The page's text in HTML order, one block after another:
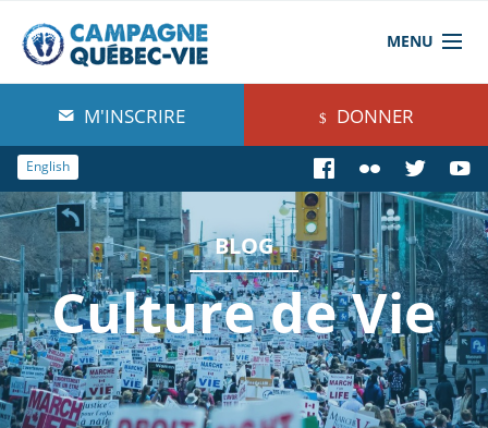
MENU
À propos de nous
Blog
Comprendre
Agir
Boutique
M'INSCRIRE DONNER
English
BLOG
Culture de Vie